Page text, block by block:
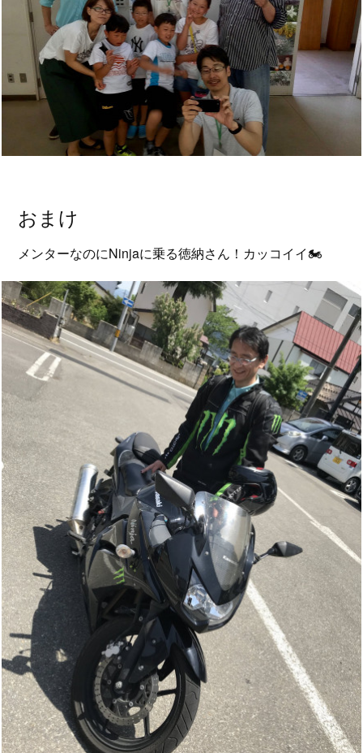
おまけ
メンターなのにNinjaに乗る徳納さん！カッコイイ🏍